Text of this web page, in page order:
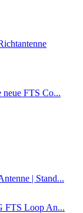
FTS Co...
| Stand...
FTS Loop An...